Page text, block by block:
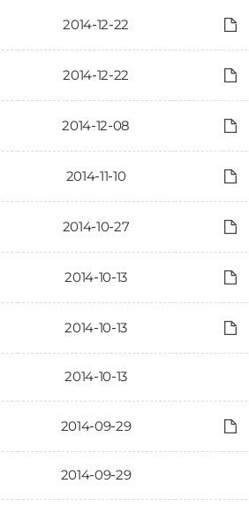
2014-12-22
2014-12-22
2014-12-08
2014-11-10
2014-10-27
2014-10-13
2014-10-13
2014-10-13
2014-09-29
2014-09-29